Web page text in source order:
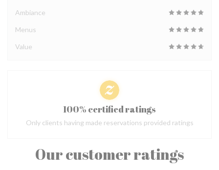
Our customer ratings
Ambiance
Menus
Value
100% certified ratings
Only clients having made reservations provided ratings